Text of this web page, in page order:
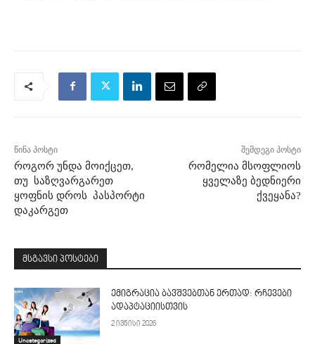
წინა პოსტი
როგორ უნდა მოიქცეთ,
თუ საზღვარგარეთ
ყოფნის დროს პასპორტი
დაკარგეთ
შემდეგი პოსტი
რომელია მსოფლიოს
ყველაზე ბედნიერი
ქვეყანა?
მსგავსი პოსტები
Uncategorized
ემიგრაცია ბავშვებთან ერთად: რჩევები
ადაპტაციისთვის
2 ივნისი 2026